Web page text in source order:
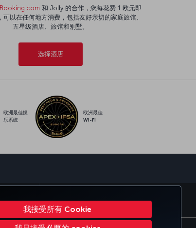
我接受所有 Cookie
Booking.com 和 Jolly 的合作，您每花费 1 欧元即
可以在任何地方消费，包括友好亲切的家庭旅馆、
五星级酒店、旅馆和别墅。
选择酒店
欧洲最佳娱
乐系统
欧洲最佳
WI-FI
AIRLINES